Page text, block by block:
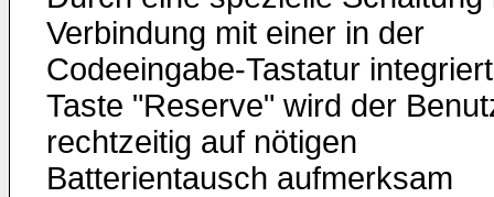
Verbindung mit einer in der
Codeeingabe-Tastatur
Taste "Reserve" wird der
rechtzeitig auf nötigen
Batterientausch aufmerksam